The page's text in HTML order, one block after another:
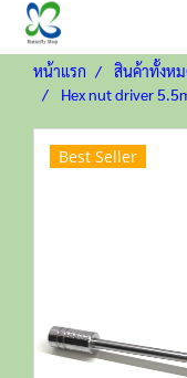
หน้าแรก สินค้าทั้งห
Hex nut driver
Best Seller